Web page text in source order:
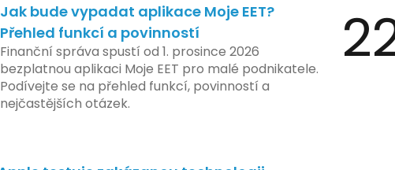
Jak bude vypadat aplikace Moje EET?
Přehled funkcí a povinností
Finanční správa spustí od 1. prosince 2026
bezplatnou aplikaci Moje EET pro malé podnikatele.
Podívejte se na přehled funkcí, povinností a
nejčastějších otázek.